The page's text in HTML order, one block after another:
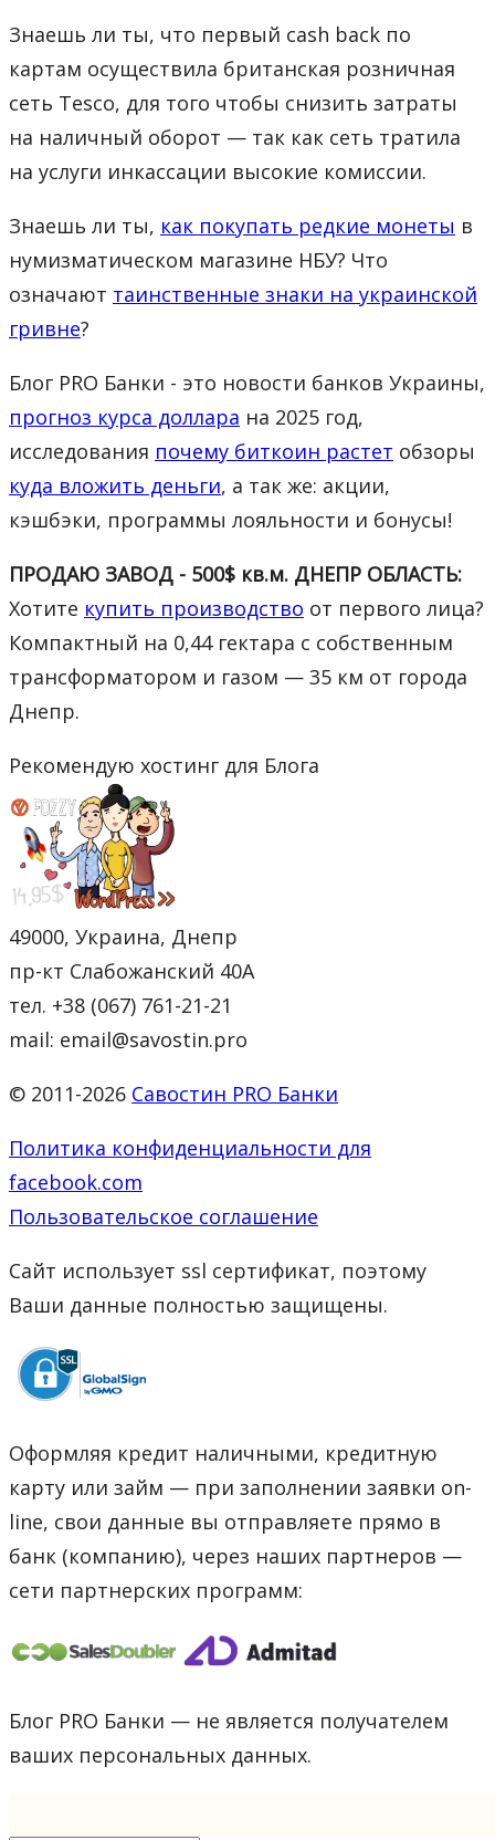
Знаешь ли ты, что первый cash back по
картам осуществила британская розничная
сеть Tesco, для того чтобы снизить затраты
на наличный оборот — так как сеть тратила
на услуги инкассации высокие комиссии.
Знаешь ли ты, как покупать редкие монеты в
нумизматическом магазине НБУ? Что
означают таинственные знаки на украинской
гривне?
Блог PRO Банки - это новости банков Украины,
прогноз курса доллара на 2025 год,
исследования почему биткоин растет обзоры
куда вложить деньги, а так же: акции,
кэшбэки, программы лояльности и бонусы!
ПРОДАЮ ЗАВОД - 500$ кв.м. ДНЕПР ОБЛАСТЬ:
Хотите купить производство от первого лица?
Компактный на 0,44 гектара с собственным
трансформатором и газом — 35 км от города
Днепр.
Рекомендую хостинг для Блога
49000, Украина, Днепр
пр-кт Слабожанский 40А
тел. +38 (067) 761-21-21
mail: email@savostin.pro
© 2011-2026 Савостин PRO Банки
Политика конфиденциальности для
facebook.com
Пользовательское соглашение
Сайт использует ssl сертификат, поэтому
Ваши данные полностью защищены.
Оформляя кредит наличными, кредитную
карту или займ — при заполнении заявки on-
line, свои данные вы отправляете прямо в
банк (компанию), через наших партнеров —
сети партнерских программ:
Блог PRO Банки — не является получателем
ваших персональных данных.